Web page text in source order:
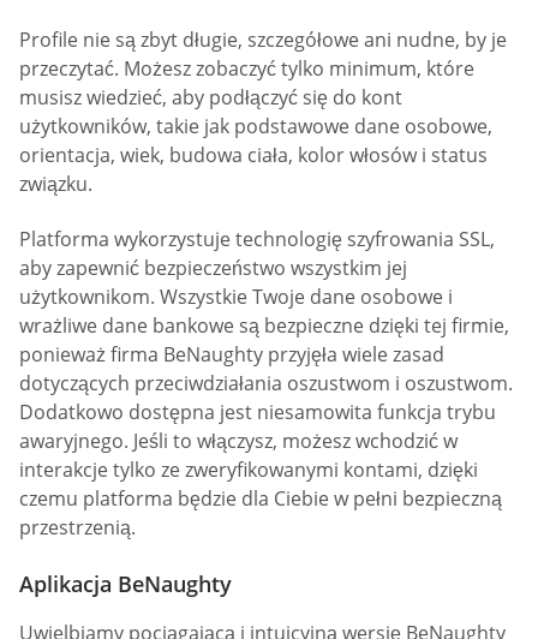
Profile nie są zbyt długie, szczegółowe ani nudne, by je
przeczytać. Możesz zobaczyć tylko minimum, które
musisz wiedzieć, aby podłączyć się do kont
użytkowników, takie jak podstawowe dane osobowe,
orientacja, wiek, budowa ciała, kolor włosów i status
związku.
Platforma wykorzystuje technologię szyfrowania SSL,
aby zapewnić bezpieczeństwo wszystkim jej
użytkownikom. Wszystkie Twoje dane osobowe i
wrażliwe dane bankowe są bezpieczne dzięki tej firmie,
ponieważ firma BeNaughty przyjęła wiele zasad
dotyczących przeciwdziałania oszustwom i oszustwom.
Dodatkowo dostępna jest niesamowita funkcja trybu
awaryjnego. Jeśli to włączysz, możesz wchodzić w
interakcje tylko ze zweryfikowanymi kontami, dzięki
czemu platforma będzie dla Ciebie w pełni bezpieczną
przestrzenią.
Aplikacja BeNaughty
Uwielbiamy pociągającą i intuicyjną wersję BeNaughty